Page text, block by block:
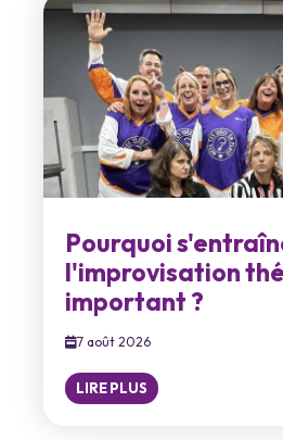
Pourquoi
l'improvisation
important ?
7 août 2026
LIRE PLUS